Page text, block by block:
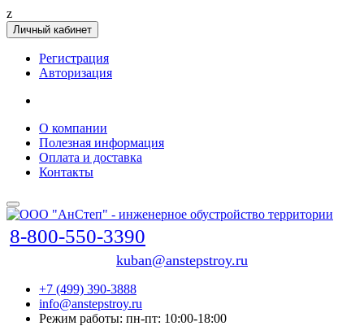
z
Личный кабинет
Регистрация
Авторизация
О компании
Полезная информация
Оплата и доставка
Контакты
8-800-550-3390
kuban@anstepstroy.ru
+7 (499) 390-3888
info@anstepstroy.ru
Режим работы: пн-пт: 10:00-18:00